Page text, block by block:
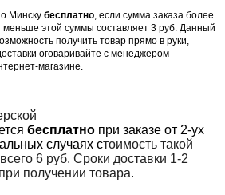
Минску бесплатно , если сумма заказа более
меньше этой суммы составляет 3 руб. Данный
получить товар прямо в руки,
оговаривайте с менеджером
магазине.
бесплатно при заказе от 2-ух
случаях стоимость такой
6 руб. Сроки доставки 1-2
получении товара.